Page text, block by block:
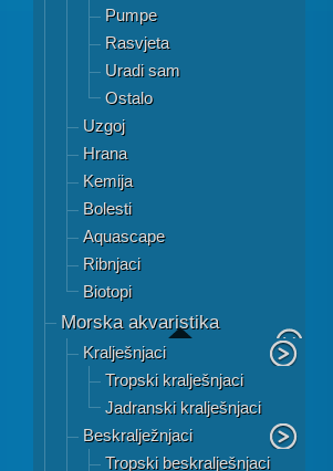
Pumpe
Rasvjeta
Uradi sam
Ostalo
Uzgoj
Hrana
Kemija
Bolesti
Aquascape
Ribnjaci
Biotopi
Morska akvaristika
Kralješnjaci
Tropski kralješnjaci
Jadranski kralješnjaci
Beskralježnjaci
Tropski beskralješnjaci